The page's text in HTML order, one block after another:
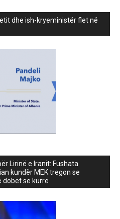
dhe ish-kryeministër flet në
Lirinë e Iranit: Fushata
kundër MEK tregon se
dobët se kurrë